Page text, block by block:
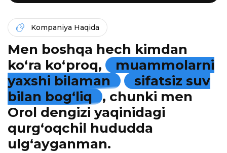
Kompaniya Haqida
Men boshqa hech kimdan
ko‘ra ko‘proq,
muammolarni
yaxshi bilaman
sifatsiz suv
bilan bog‘liq
, chunki men
Orol dengizi yaqinidagi
qurg‘oqchil hududda
ulg‘ayganman.